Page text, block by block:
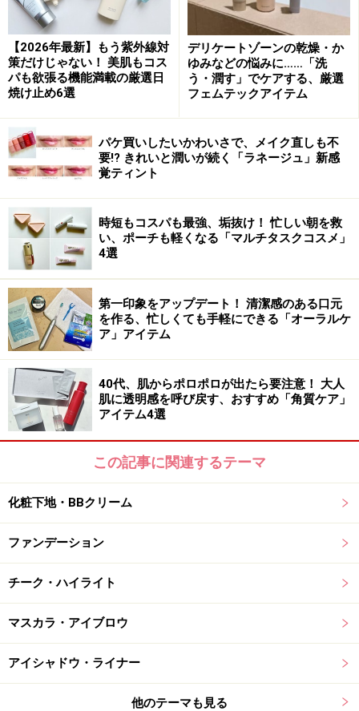
【2026年最新】もう紫外線対
策だけじゃない！ 美肌もコス
パも欲張る機能満載の厳選日
焼け止め6選
デリケートゾーンの乾燥・か
ゆみなどの悩みに……「洗
う・潤す」でケアする、厳選
フェムテックアイテム
パケ買いしたいかわいさで、メイク直しも不
要!? きれいと潤いが続く「ラネージュ」新感
覚ティント
時短もコスパも最強、垢抜け！ 忙しい朝を救
い、ポーチも軽くなる「マルチタスクコスメ」
4選
第一印象をアップデート！ 清潔感のある口元
を作る、忙しくても手軽にできる「オーラルケ
ア」アイテム
40代、肌からポロポロが出たら要注意！ 大人
肌に透明感を呼び戻す、おすすめ「角質ケア」
アイテム4選
この記事に関連するテーマ
化粧下地・BBクリーム
ファンデーション
チーク・ハイライト
マスカラ・アイブロウ
アイシャドウ・ライナー
他のテーマも見る